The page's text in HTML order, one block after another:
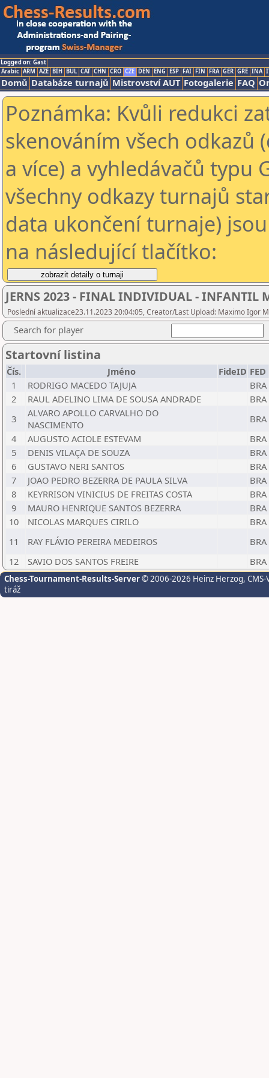
Logged on: Gast
Arabic ARM AZE BIH BUL CAT CHN CRO CZE DEN ENG ESP FAI FIN FRA GER GRE INA
Domů Databáze turnajů Mistrovství AUT Fotogalerie FAQ
Poznámka: Kvůli redukci
skenováním všech odkazů
a více) a vyhledávačů typu
všechny odkazy turnajů
data ukončení turnaje)
na následující tlačítko:
JERNS 2023 - FINAL INDIVIDUAL - INFANTIL
Poslední aktualizace23.11.2023 20:04:05, Creator/Last Upload: Maximo Igor
Search for player
Startovní listina
Čís. Jméno FideID FED
1
RODRIGO MACEDO TAJUJA
BRA
2
RAUL ADELINO LIMA DE SOUSA ANDRADE
BRA
3
ALVARO APOLLO CARVALHO DO
NASCIMENTO
BRA
4
AUGUSTO ACIOLE ESTEVAM
BRA
5
DENIS VILAÇA DE SOUZA
BRA
6
GUSTAVO NERI SANTOS
BRA
7
JOAO PEDRO BEZERRA DE PAULA SILVA
BRA
8
KEYRRISON VINICIUS DE FREITAS COSTA
BRA
9
MAURO HENRIQUE SANTOS BEZERRA
BRA
10
NICOLAS MARQUES CIRILO
BRA
11
RAY FLÁVIO PEREIRA MEDEIROS
BRA
12
SAVIO DOS SANTOS FREIRE BRA
Chess-Tournament-Results-Server© 2006-2026 Heinz Herzog,
tiráž